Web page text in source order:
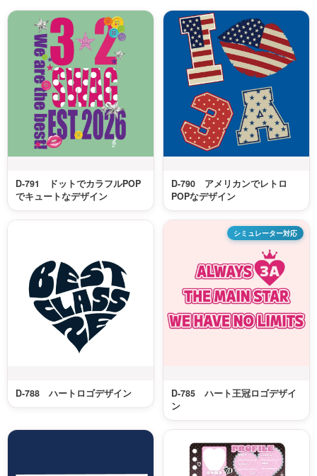
D-791 ドットでカラフルPOP
でキュートなデザイン
D-790 アメリカンでレトロ
POPなデザイン
D-788 ハートロゴデザイン
シミュレーター対応
D-785 ハート王冠ロゴデザイ
ン